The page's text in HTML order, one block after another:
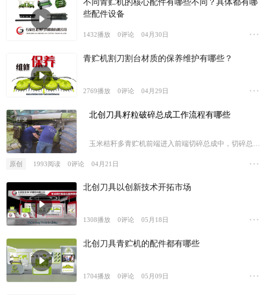
不同青贮机的核心配件有哪些不同？具体都有哪
些配件设备
1432播放 0评论 04月30日
青贮机割刀割台材质的保养维护有哪些？
2769播放 0评论 04月29日
行业 北创刀具籽粒破碎总成工作流程有哪些
玉米秸秆多青贮机前端进入前端切碎总成中，切碎总成
进行抛洒，再运到奶牛基地
原创 1993阅读 0评论 04月21日
北创刀具以创新技术开拓市场
1308播放 0评论 05月18日
北创刀具青贮机的配件都有哪些
1704播放 0评论 05月09日